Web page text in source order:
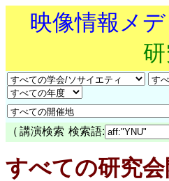
映像情報メ
（ 講演検索 検索語:
すべての研究